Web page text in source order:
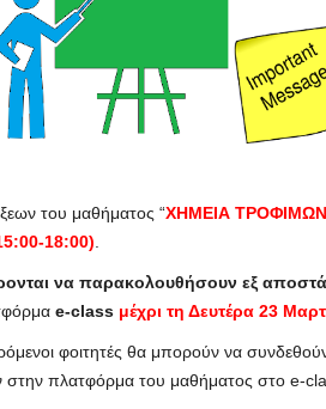
του μαθήματος “ΧΗΜΕΙΑ ΤΡΟΦΙΜΩΝ
18:00)
να παρακολουθήσουν εξ
e-class μέχρι τη Δευτέρα 23
φοιτητές θα μπορούν να
πλατφόρμα του μαθήματος στο e-